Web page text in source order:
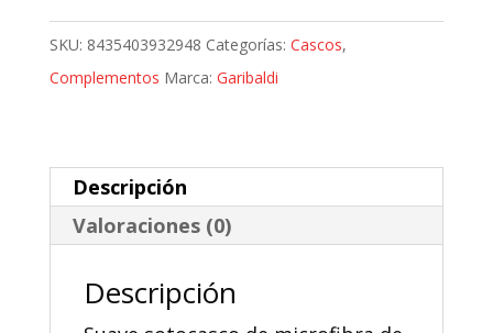
Microfleece
SKU: 8435403932948 Categorías: Cascos,
Complementos Marca: Garibaldi
Descripción
Valoraciones (0)
Descripción